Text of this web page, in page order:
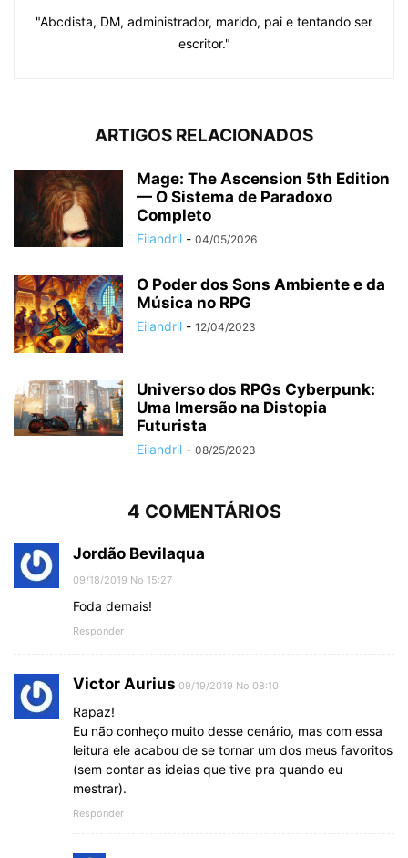
"Abcdista, DM, administrador, marido, pai e tentando ser
escritor."
ARTIGOS RELACIONADOS
Mage: The Ascension 5th Edition
— O Sistema de Paradoxo
Completo
Eilandril - 04/05/2026
O Poder dos Sons Ambiente e da
Música no RPG
Eilandril - 12/04/2023
Universo dos RPGs Cyberpunk:
Uma Imersão na Distopia
Futurista
Eilandril - 08/25/2023
4 COMENTÁRIOS
Jordão Bevilaqua
09/18/2019 No 15:27
Foda demais!
Responder
Victor Aurius 09/19/2019 No 08:10
Rapaz!
Eu não conheço muito desse cenário, mas com essa
leitura ele acabou de se tornar um dos meus favoritos
(sem contar as ideias que tive pra quando eu
mestrar).
Responder